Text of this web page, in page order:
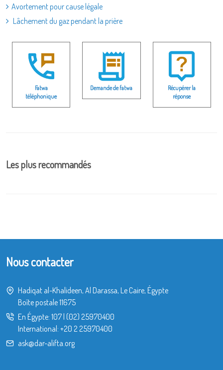
Avortement pour cause légale
Lâchement du gaz pendant la prière
Fatwa
téléphonique
Demande de fatwa
Récupérer la
réponse
Les plus recommandés
Nous contacter
Hadiqat al-Khalideen, Al Darassa, Le Caire, Égypte
Boîte postale 11675
En Égypte: 107| (02) 25970400
International: +20 2 25970400
ask@dar-alifta.org